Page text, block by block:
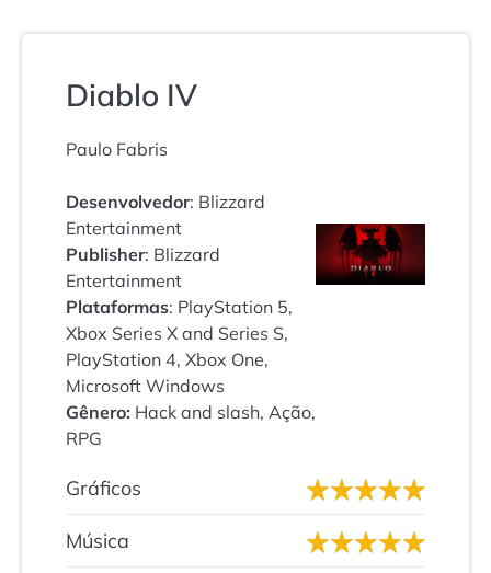
Diablo IV
Paulo Fabris
Desenvolvedor: Blizzard
Entertainment
Publisher: Blizzard
Entertainment
Plataformas: PlayStation 5,
Xbox Series X and Series S,
PlayStation 4, Xbox One,
Microsoft Windows
Gênero: Hack and slash, Ação,
RPG
Gráficos
Música